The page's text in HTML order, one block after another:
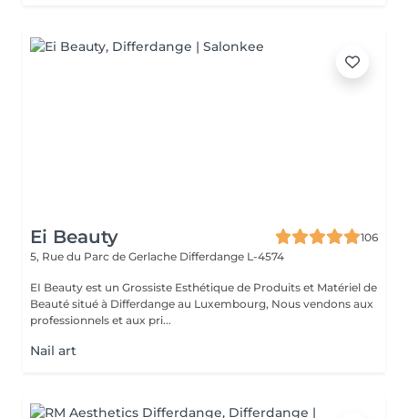
Ei Beauty
106
5, Rue du Parc de Gerlache Differdange L-4574
EI Beauty est un Grossiste Esthétique de Produits et Matériel de
Beauté situé à Differdange au Luxembourg, Nous vendons aux
professionnels et aux pri...
Nail art